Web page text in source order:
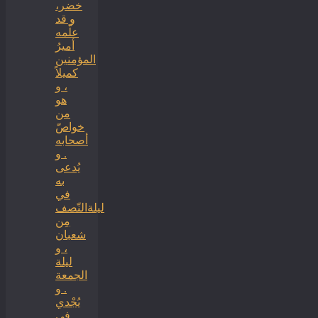
خضر،
و قد
علّمه
أميرُ
المؤمنين
كميلاً
، و
هو
من
خواصّ
أصحابه
. و
يُدعى
به
في
ليلةالنّصف
مِن
شعبان
، و
ليلة
الجمعة
. و
يُجْدي